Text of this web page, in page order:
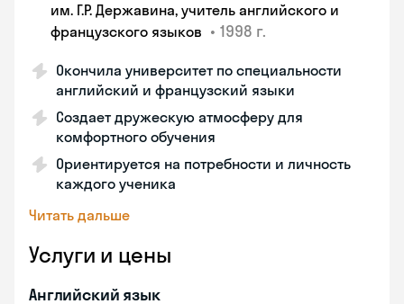
им. Г.Р. Державина, учитель английского и
французского языков • 1998 г.
Окончила университет по специальности
английский и французский языки
Создает дружескую атмосферу для
комфортного обучения
Ориентируется на потребности и личность
каждого ученика
Читать дальше
Услуги и цены
Английский язык